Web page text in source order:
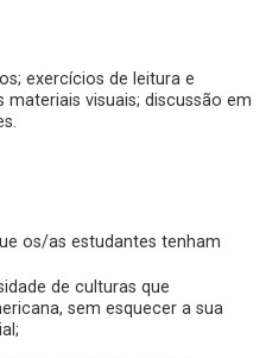
exercícios de leitura e
visuais; discussão em
os/as estudantes tenham
de culturas que
sem esquecer a sua